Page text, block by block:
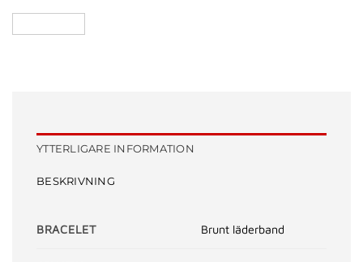
YTTERLIGARE INFORMATION
BESKRIVNING
BRACELET Brunt läderband